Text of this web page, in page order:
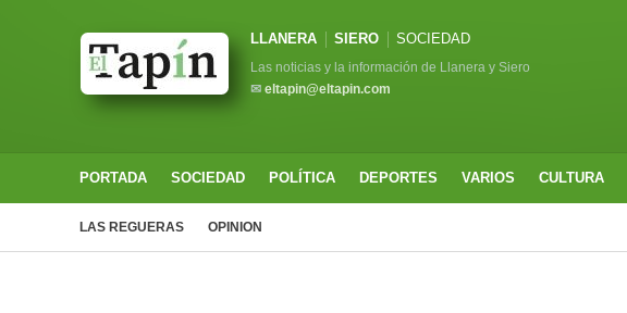
LLANERA SIERO SOCIEDAD
Las noticias y la información de Llanera y Siero
✉ eltapin@eltapin.com
PORTADA SOCIEDAD POLÍTICA DEPORTES VARIOS CULTURA
LAS REGUERAS OPINION